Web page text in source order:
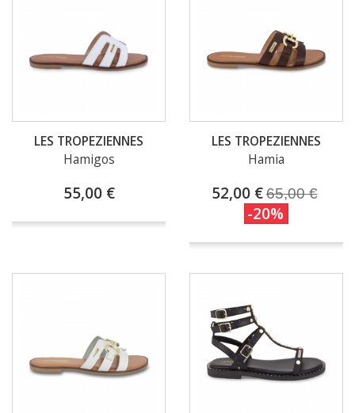
LES TROPEZIENNES
Hamigos
55,00 €
LES TROPEZIENNES
Hamia
52,00 €65,00 €
-20%